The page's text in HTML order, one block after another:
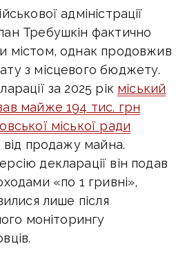
адміністрації
Требушкін фактично
містом, однак продовжив
з місцевого бюджету.
за 2025 рік міський
майже 194 тис. грн
міської ради
продажу майна.
декларації він подав
«по 1 гривні»,
лише після
моніторингу